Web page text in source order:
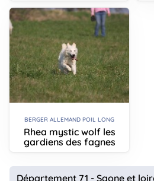
BERGER ALLEMAND POIL LONG
Rhea mystic wolf les
gardiens des fagnes
Département 71 - Saone et